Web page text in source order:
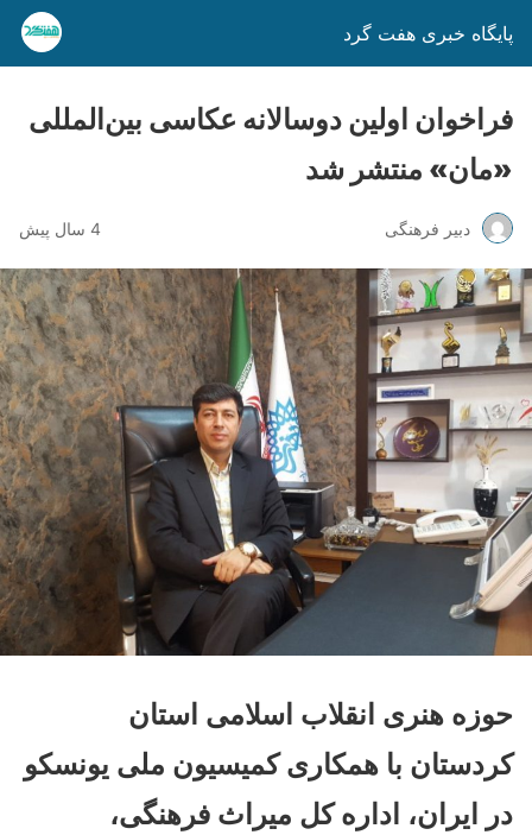
پایگاه خبری هفت گرد
فراخوان اولین دوسالانه عکاسی بین‌المللی
«مان» منتشر شد
دبیر فرهنگی 4 سال پیش
حوزه هنری انقلاب اسلامی استان
کردستان با همکاری کمیسیون ملی یونسکو
در ایران، اداره کل میراث فرهنگی،